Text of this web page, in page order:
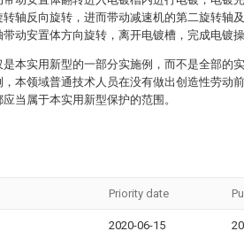
轴反向旋转，进而带动减速机的第二旋转轴
动安置体方向旋转，离开电镀槽，完成电镀
本实用新型的一部分实施例，而不是全部的
本领域普通技术人员在没有做出创造性劳动
当属于本实用新型保护的范围。
Priority date
2020-06-15